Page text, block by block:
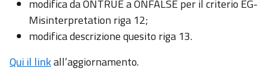
modifica da ONTRUE a ONFALSE per il criterio EG-
Misinterpretation riga 12;
modifica descrizione quesito riga 13.
Qui il linkall’aggiornamento.